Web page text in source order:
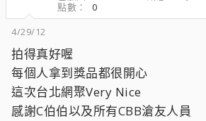
點數
0
4/29/12
拍得真好喔
每個人拿到獎品都很開心
這次台北網聚Very Nice
感謝C伯伯以及所有CBB滄友人員